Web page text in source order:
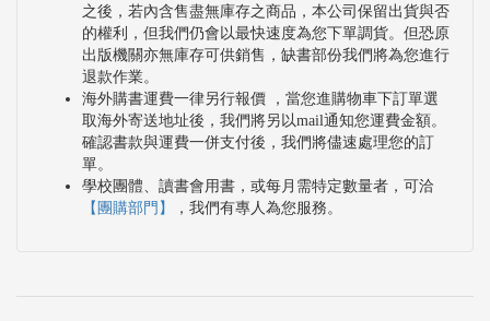
1007豪雨，啟動淹水調查工作，並協助撰寫提送淹水
調查報告。且於淹水調查後，進行洪痕色紙抽換工
作，並記錄積淹水高度，以供未來改善建議之參考。
之後，若內含售盡無庫存之商品，本公司保留出貨與否
的權利，但我們仍會以最快速度為您下單調貨。但恐原
出版機關亦無庫存可供銷售，缺書部份我們將為您進行
退款作業。
海外購書運費一律另行報價 ，當您進購物車下訂單選
取海外寄送地址後，我們將另以mail通知您運費金額。
確認書款與運費一併支付後，我們將儘速處理您的訂
單。
學校團體、讀書會用書，或每月需特定數量者，可洽
【團購部門】
，我們有專人為您服務。